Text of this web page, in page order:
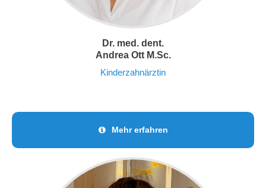
Dr. med. dent.
Andrea Ott M.Sc.
Kinderzahnärztin
Mehr erfahren